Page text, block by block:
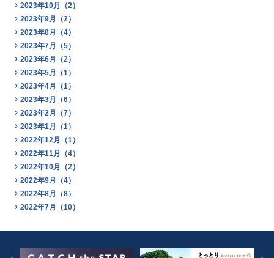
2023年10月（2）
2023年9月（2）
2023年8月（4）
2023年7月（5）
2023年6月（2）
2023年5月（1）
2023年4月（1）
2023年3月（6）
2023年2月（7）
2023年1月（1）
2022年12月（1）
2022年11月（4）
2022年10月（2）
2022年9月（4）
2022年8月（8）
2022年7月（10）